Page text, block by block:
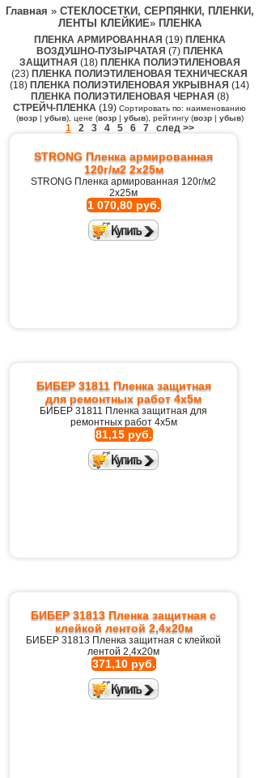
Главная » СТЕКЛОСЕТКИ, СЕРПЯНКИ, ПЛЕНКИ,
ЛЕНТЫ КЛЕЙКИЕ» ПЛЕНКА
ПЛЕНКА АРМИРОВАННАЯ (19) ПЛЕНКА
ВОЗДУШНО-ПУЗЫРЧАТАЯ (7) ПЛЕНКА
ЗАЩИТНАЯ (18) ПЛЕНКА ПОЛИЭТИЛЕНОВАЯ
(23) ПЛЕНКА ПОЛИЭТИЛЕНОВАЯ ТЕХНИЧЕСКАЯ
(18) ПЛЕНКА ПОЛИЭТИЛЕНОВАЯ УКРЫВНАЯ (14)
ПЛЕНКА ПОЛИЭТИЛЕНОВАЯ ЧЕРНАЯ (8)
СТРЕЙЧ-ПЛЕНКА (19) Сортировать по: наименованию
(возр| убыв), цене (возр| убыв), рейтингу (возр| убыв)
1 2 3 4 5 6 7 след >>
STRONG Пленка армированная
120г/м2 2х25м
STRONG Пленка армированная 120г/м2
2х25м
1 070,80 руб.
БИБЕР 31811 Пленка защитная
для ремонтных работ 4х5м
БИБЕР 31811 Пленка защитная для
ремонтных работ 4х5м
81,15 руб.
БИБЕР 31813 Пленка защитная с
клейкой лентой 2,4х20м
БИБЕР 31813 Пленка защитная с клейкой
лентой 2,4х20м
371,10 руб.